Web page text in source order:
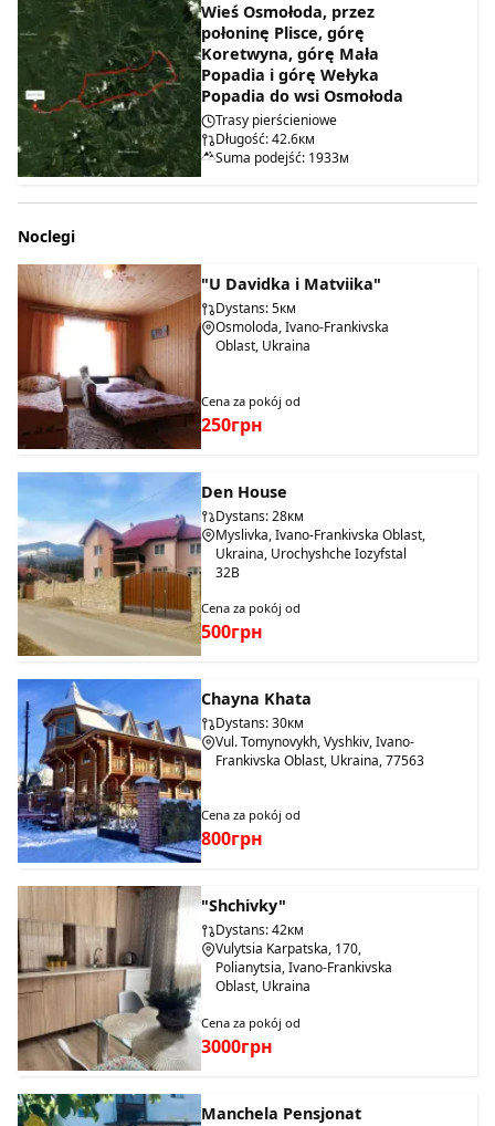
Wieś Osmołoda, przez
połoninę Plisce, górę
Koretwyna, górę Mała
Popadia i górę Wełyka
Popadia do wsi Osmołoda
Trasy pierścieniowe
Długość: 42.6км
Suma podejść: 1933м
Noclegi
"U Davidka i Matviika"
Dystans: 5км
Osmoloda, Ivano-Frankivska
Oblast, Ukraina
Cena za pokój od
250грн
Den House
Dystans: 28км
Myslivka, Ivano-Frankivska Oblast,
Ukraina, Urochyshche Iozyfstal
32B
Cena za pokój od
500грн
Chayna Khata
Dystans: 30км
Vul. Tomynovykh, Vyshkiv, Ivano-
Frankivska Oblast, Ukraina, 77563
Cena za pokój od
800грн
"Shchivky"
Dystans: 42км
Vulytsia Karpatska, 170,
Polianytsia, Ivano-Frankivska
Oblast, Ukraina
Cena za pokój od
3000грн
Manchela Pensjonat